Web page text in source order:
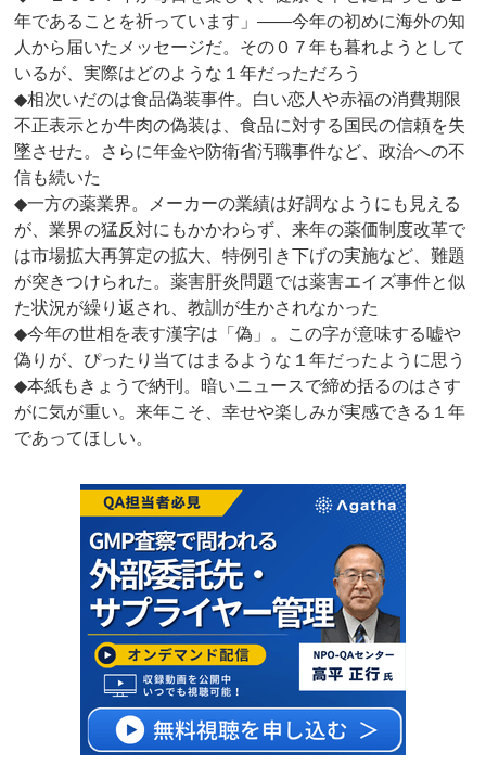
年であることを祈っています」――今年の初めに海外の知
人から届いたメッセージだ。その０７年も暮れようとして
いるが、実際はどのような１年だっただろう
◆相次いだのは食品偽装事件。白い恋人や赤福の消費期限
不正表示とか牛肉の偽装は、食品に対する国民の信頼を失
墜させた。さらに年金や防衛省汚職事件など、政治への不
信も続いた
◆一方の薬業界。メーカーの業績は好調なようにも見える
が、業界の猛反対にもかかわらず、来年の薬価制度改革で
は市場拡大再算定の拡大、特例引き下げの実施など、難題
が突きつけられた。薬害肝炎問題では薬害エイズ事件と似
た状況が繰り返され、教訓が生かされなかった
◆今年の世相を表す漢字は「偽」。この字が意味する嘘や
偽りが、ぴったり当てはまるような１年だったように思う
◆本紙もきょうで納刊。暗いニュースで締め括るのはさす
がに気が重い。来年こそ、幸せや楽しみが実感できる１年
であってほしい。